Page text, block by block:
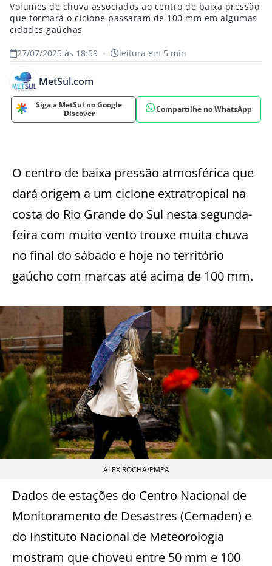
Volumes de chuva associados ao centro de baixa pressão
que formará o ciclone passaram de 100 mm em algumas
cidades gaúchas
27/07/2025 às 18:59 • leitura em 5 min
MetSul.com
Siga a MetSul no Google
Discover
Compartilhe no WhatsApp
O centro de baixa pressão atmosférica que
dará origem a um ciclone extratropical na
costa do Rio Grande do Sul nesta segunda-
feira com muito vento trouxe muita chuva
no final do sábado e hoje no território
gaúcho com marcas até acima de 100 mm.
ALEX ROCHA/PMPA
Dados de estações do Centro Nacional de
Monitoramento de Desastres (Cemaden) e
do Instituto Nacional de Meteorologia
mostram que choveu entre 50 mm e 100